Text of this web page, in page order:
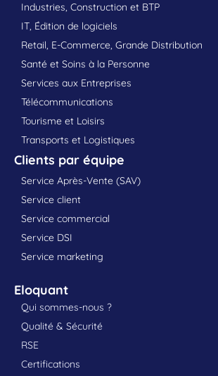
Industries, Construction et BTP
IT, Édition de logiciels
Retail, E-Commerce, Grande Distribution
Santé et Soins à la Personne
Services aux Entreprises
Télécommunications
Tourisme et Loisirs
Transports et Logistiques
Clients par équipe
Service Après-Vente (SAV)
Service client
Service commercial
Service DSI
Service marketing
Eloquant
Qui sommes-nous ?
Qualité & Sécurité
RSE
Certifications